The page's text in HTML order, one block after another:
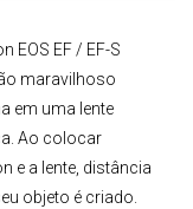
EOS EF / EF-S
maravilhoso
em uma lente
Ao colocar
e a lente, distância
objeto é criado.